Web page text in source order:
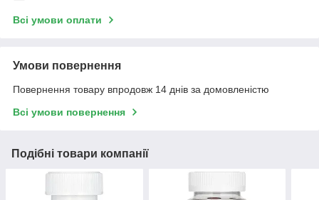
Всі умови оплати
Умови повернення
Повернення товару впродовж 14 днів за домовленістю
Всі умови повернення
Подібні товари компанії